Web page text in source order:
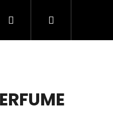
Výprodej skladových
PřihlášeníNákupní